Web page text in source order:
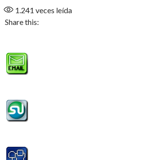
1.241 veces leída
Share this: